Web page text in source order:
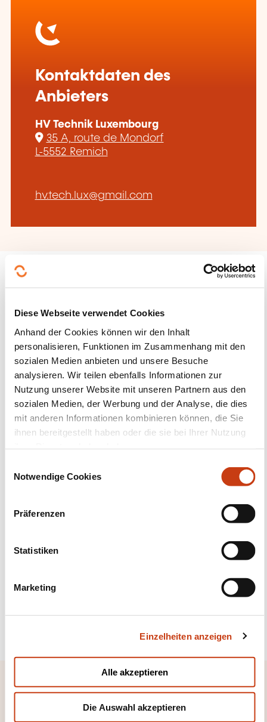
Diese Webseite verwendet Cookies
Anhand der Cookies können wir den Inhalt
personalisieren, Funktionen im Zusammenhang mit den
sozialen Medien anbieten und unsere Besuche
analysieren. Wir teilen ebenfalls Informationen zur
Nutzung unserer Website mit unseren Partnern aus den
sozialen Medien, der Werbung und der Analyse, die dies
mit anderen Informationen kombinieren können, die Sie
ihnen bereitgestellt haben oder die sie bei Ihrer Nutzung
Notwendige Cookies
Präferenzen
Statistiken
Marketing
Einzelheiten anzeigen
Alle akzeptieren
Die Auswahl akzeptieren
Kontaktdaten des
Anbieters
HV Technik Luxembourg
35 A, route de Mondorf
L-5552 Remich
hv.tech.lux@gmail.com
Folgen Sie uns!
Facebook
TwitterLinkedInYouTube
Kontakt mit uns aufnehmen
Abonnieren Sie Formanews,
lebenslangen Lernens
Schneller Zugang
Anhand von Weiterbildungsfeldern